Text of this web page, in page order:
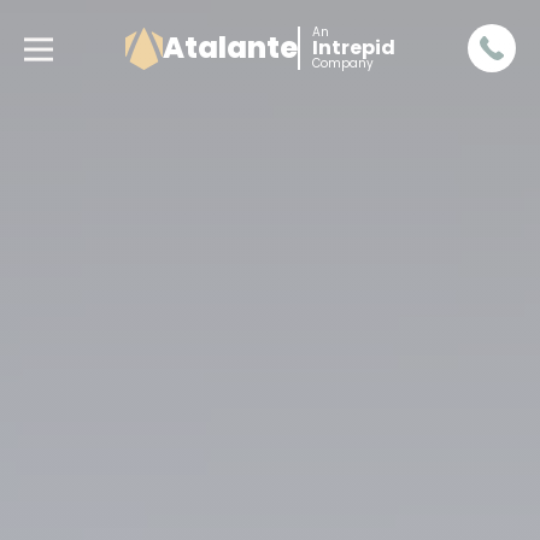
Atalante An
Intrepid
Company